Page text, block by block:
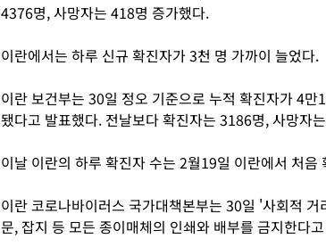
4376명, 사망자는 418명 증가했다.
이란에서는 하루 신규 확진자가 3천 명 가까이 늘었다.
이란 보건부는 30일 정오 기준으로 누적 확진자가 4
됐다고 발표했다. 전날보다 확진자는 3186명, 사망자
이날 이란의 하루 확진자 수는 2월19일 이란에서 처음
이란 코로나바이러스 국가대책본부는 30일 '사회적
문, 잡지 등 모든 종이매체의 인쇄와 배부를 금지한다